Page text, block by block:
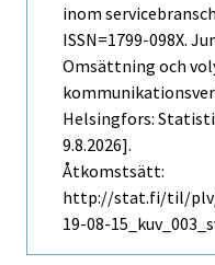
inom
ISSN=1799-098X.
Omsättning och
Helsingfors:
9.8.2026].
Åtkomstsätt:
http://stat.fi/til/plv/
19-08-